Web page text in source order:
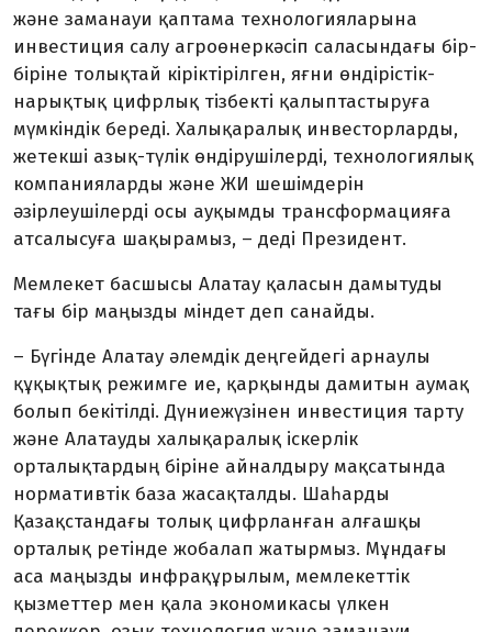
және заманауи қаптама технология­ларына
инвес­тиция салу агроөнер­кәсіп саласын­дағы бір-
біріне то­лық­тай кірік­тірілген, яғни өн­діріс­тік-
нарықтық цифрлық тізбекті қалыптастыруға
мүмкіндік береді. Халықаралық инвестор­лар­ды,
жетекші азық-түлік өндіруші­лерді, технологиялық
компания­ларды және ЖИ шешім­дерін
әзірлеушілерді осы ауқымды трансформацияға
атсалысуға ша­қырамыз, – деді Президент.
Мемлекет басшысы Алатау қаласын дамытуды
тағы бір маңыз­ды міндет деп санайды.
– Бүгінде Алатау әлемдік деңгейдегі арнаулы
құқықтық режимге ие, қарқынды дамитын аумақ
болып бекітілді. Дүние­жүзінен инвестиция тарту
және Алатауды халықаралық іскерлік
орталықтардың біріне айналдыру мақсатында
нормативтік база жасақталды. Шаһарды
Қазақстан­дағы толық цифрланған алғашқы
орталық ретінде жобалап жатыр­мыз. Мұндағы
аса маңызды инфра­құрылым, мемлекеттік
қызметтер мен қала экономикасы үлкен